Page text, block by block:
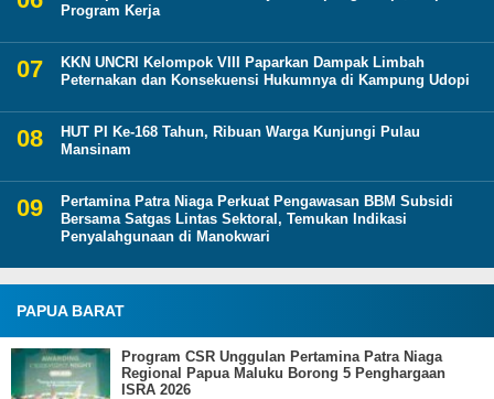
Program Kerja
KKN UNCRI Kelompok VIII Paparkan Dampak Limbah
Peternakan dan Konsekuensi Hukumnya di Kampung Udopi
HUT PI Ke-168 Tahun, Ribuan Warga Kunjungi Pulau
Mansinam
Pertamina Patra Niaga Perkuat Pengawasan BBM Subsidi
Bersama Satgas Lintas Sektoral, Temukan Indikasi
Penyalahgunaan di Manokwari
PAPUA BARAT
Program CSR Unggulan Pertamina Patra Niaga
Regional Papua Maluku Borong 5 Penghargaan
ISRA 2026